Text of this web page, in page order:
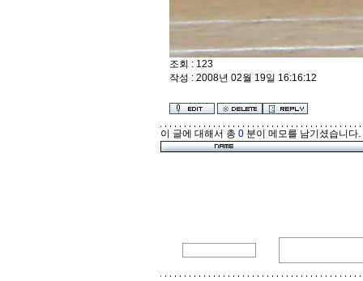
조회 : 123
작성 : 2008년 02월 19일 16:16:12
이 글에 대해서 총 0 분이 메모를 남기셨습니다.